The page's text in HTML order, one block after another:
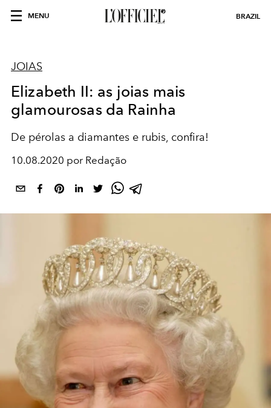
MENU BRAZIL
JOIAS
Elizabeth II: as joias mais
glamourosas da Rainha
De pérolas a diamantes e rubis, confira!
10.08.2020 por Redação